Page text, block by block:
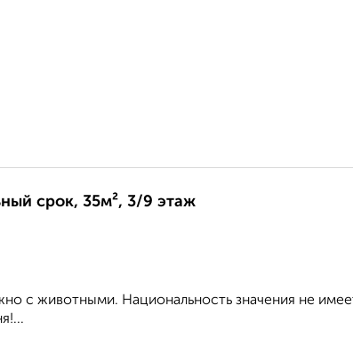
срок, 35м², 3/9 этаж
с животными. Национальность значения не